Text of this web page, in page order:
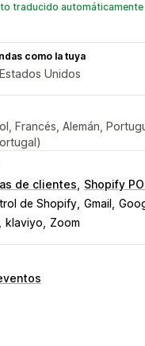
traducido automáticamente
como la tuya
Unidos
Francés, Alemán,
de clientes Shopify
de Shopify Gmail
klaviyo Zoom